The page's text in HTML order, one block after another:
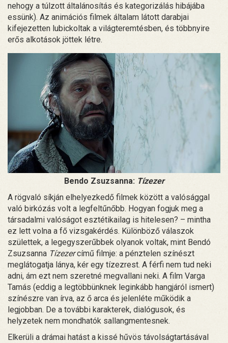
nehogy a túlzott általánosítás és kategorizálás hibájába
essünk). Az animációs filmek általam látott darabjai
kifejezetten lubickoltak a világteremtésben, és többnyire
erős alkotások jöttek létre.
Bendo Zsuzsanna: Tízezer
A rögvaló síkján elhelyezkedő filmek között a valósággal
való birkózás volt a legfeltűnőbb. Hogyan fogjuk meg a
társadalmi valóságot esztétikailag is hitelesen? – mintha
ez lett volna a fő vizsgakérdés. Különböző válaszok
születtek, a legegyszerűbbek olyanok voltak, mint Bendó
Zsuzsanna Tízezercímű filmje: a pénztelen színészt
meglátogatja lánya, kér egy tízezrest. A férfi nem tud neki
adni, ám ezt nem szeretné megvallani neki. A film Varga
Tamás (eddig a legtöbbünknek leginkább hangjáról ismert)
színészre van írva, az ő arca és jelenléte működik a
legjobban. De a további karakterek, dialógusok, és
helyzetek nem mondhatók sallangmentesnek.
Elkerüli a drámai hatást a kissé hűvös távolságtartásával